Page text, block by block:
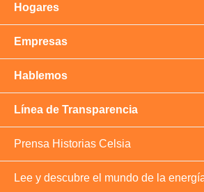
Hogares
Empresas
Prensa Historias Celsia
Lee y descubre el mundo de la
Hablemos
Línea de Transparencia